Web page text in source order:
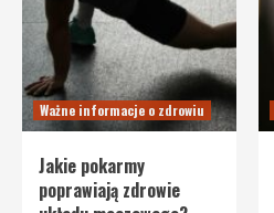
Ważne informacje o zdrowiu
Jakie pokarmy
poprawiają zdrowie